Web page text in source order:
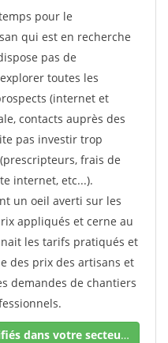
pour le
qui est en recherche
pas de
toutes les
(internet et
contacts auprès des
pas investir trop
frais de
internet, etc...).
un oeil averti sur les
appliqués et cerne au
les tarifs pratiqués et
des prix des artisans et
demandes de chantiers
Obtenir des chantiers qualifiés dans votre secteur !